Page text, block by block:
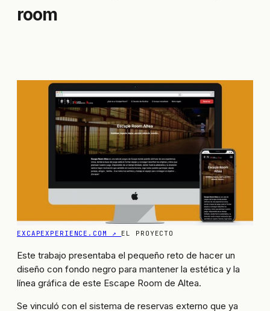
room
EXCAPEXPERIENCE.COM ↗ EL PROYECTO
Este trabajo presentaba el pequeño reto de hacer un
diseño con fondo negro para mantener la estética y la
línea gráfica de este Escape Room de Altea.
Se vinculó con el sistema de reservas externo que ya